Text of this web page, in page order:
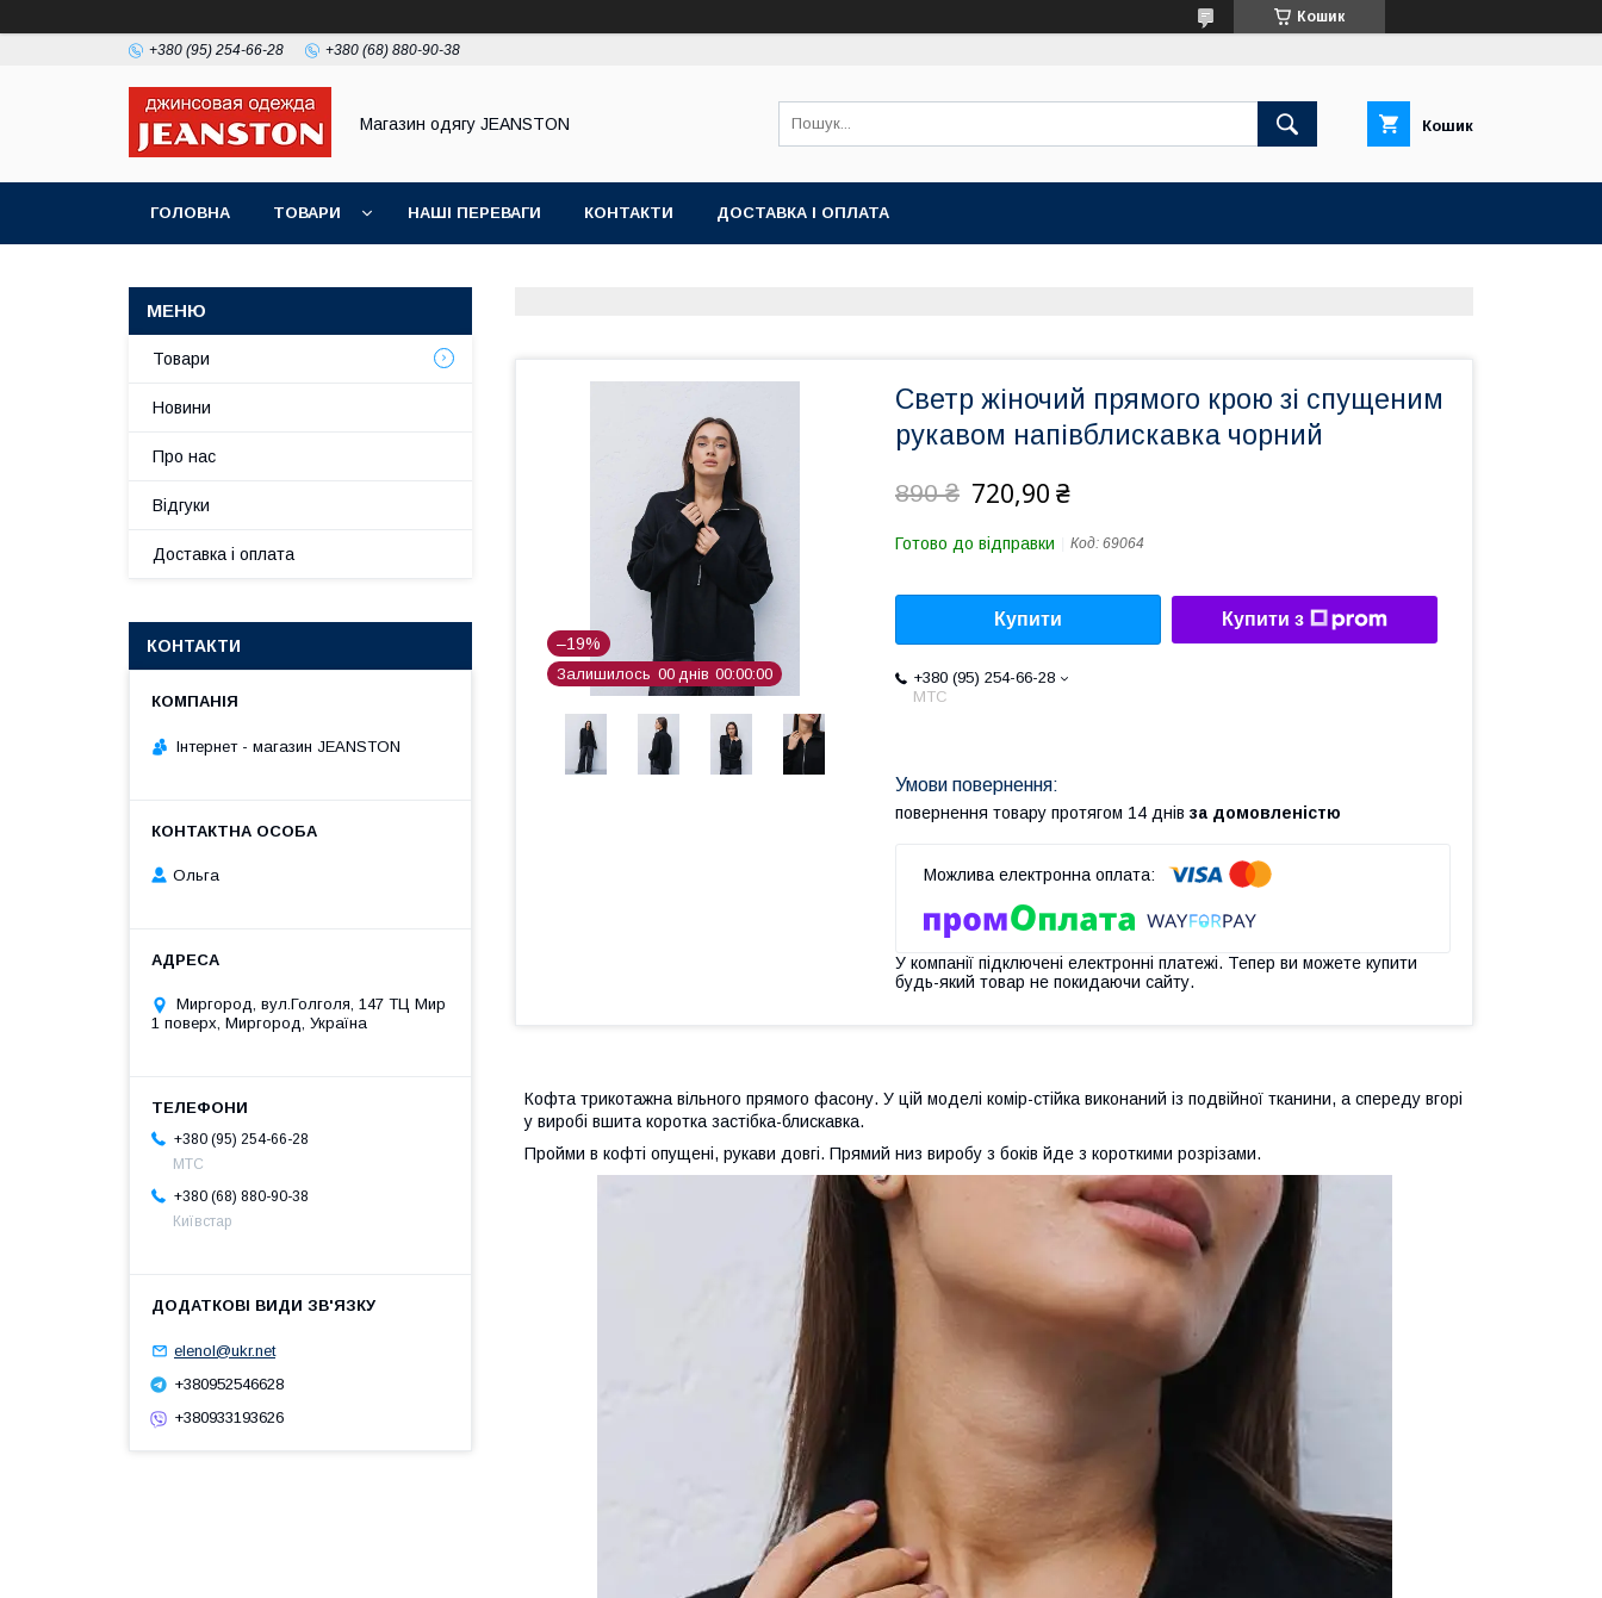
Кошик
+380 (95) 254-66-28 +380 (68) 880-90-38
Магазин одягу JEANSTON Кошик
ГОЛОВНА ТОВАРИ НАШІ ПЕРЕВАГИ КОНТАКТИ ДОСТАВКА І ОПЛАТА
–19%
Залишилось 00 днів 00 00 00
Светр жіночий прямого крою зі спущеним
рукавом напівблискавка чорний
890 ₴ 720,90 ₴
Готово до відправки Код: 69064
Купити Купити з
+380 (95) 254-66-28
МТС
повернення товару протягом 14 днів за домовленістю
У компанії підключені електронні платежі. Тепер ви можете купити
будь-який товар не покидаючи сайту.
Кофта трикотажна вільного прямого фасону. У цій моделі комір-стійка виконаний із подвійної тканини, а спереду вгорі
у виробі вшита коротка застібка-блискавка.
Пройми в кофті опущені, рукави довгі. Прямий низ виробу з боків йде з короткими розрізами.
Товари
Новини
Про нас
Відгуки
Доставка і оплата
КОНТАКТИ
Інтернет - магазин JEANSTON
Ольга
Миргород, вул.Голголя, 147 ТЦ Мир
1 поверх, Миргород, Україна
+380 (95) 254-66-28
МТС
+380 (68) 880-90-38
Київстар
elenol@ukr.net
+380952546628
+380933193626